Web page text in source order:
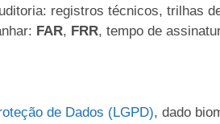
registros técnicos, trilhas
FAR, FRR, tempo de
de Dados (LGPD), dado